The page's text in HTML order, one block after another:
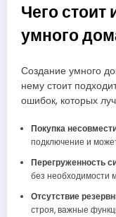
Чего стоит
умного
Создание умного
нему стоит
ошибок, которых
Покупка
подключение и
Перегруженность
без необходимости
Отсутствие
строя, важные